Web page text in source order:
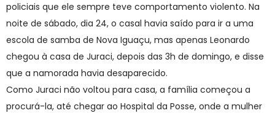
policiais que ele sempre teve comportamento violento. Na
noite de sábado, dia 24, o casal havia saído para ir a uma
escola de samba de Nova Iguaçu, mas apenas Leonardo
chegou à casa de Juraci, depois das 3h de domingo, e disse
que a namorada havia desaparecido.
Como Juraci não voltou para casa, a família começou a
procurá-la, até chegar ao Hospital da Posse, onde a mulher